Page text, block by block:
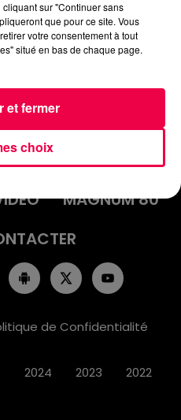
PODCASTS
MAGNUM 80
de Confidentialité
2024 2023 2022
sur "Continuer sans
que pour ce site. Vous
votre consentement à tout
situé en bas de chaque page.
choix
et fermer